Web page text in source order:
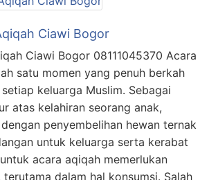
Ciawi Bogor
Ciawi Bogor 08111045370 Acara
satu momen yang penuh berkah
keluarga Muslim. Sebagai
atas kelahiran seorang anak,
penyembelihan hewan ternak
untuk keluarga serta kerabat
acara aqiqah memerlukan
terutama dalam hal konsumsi. Salah